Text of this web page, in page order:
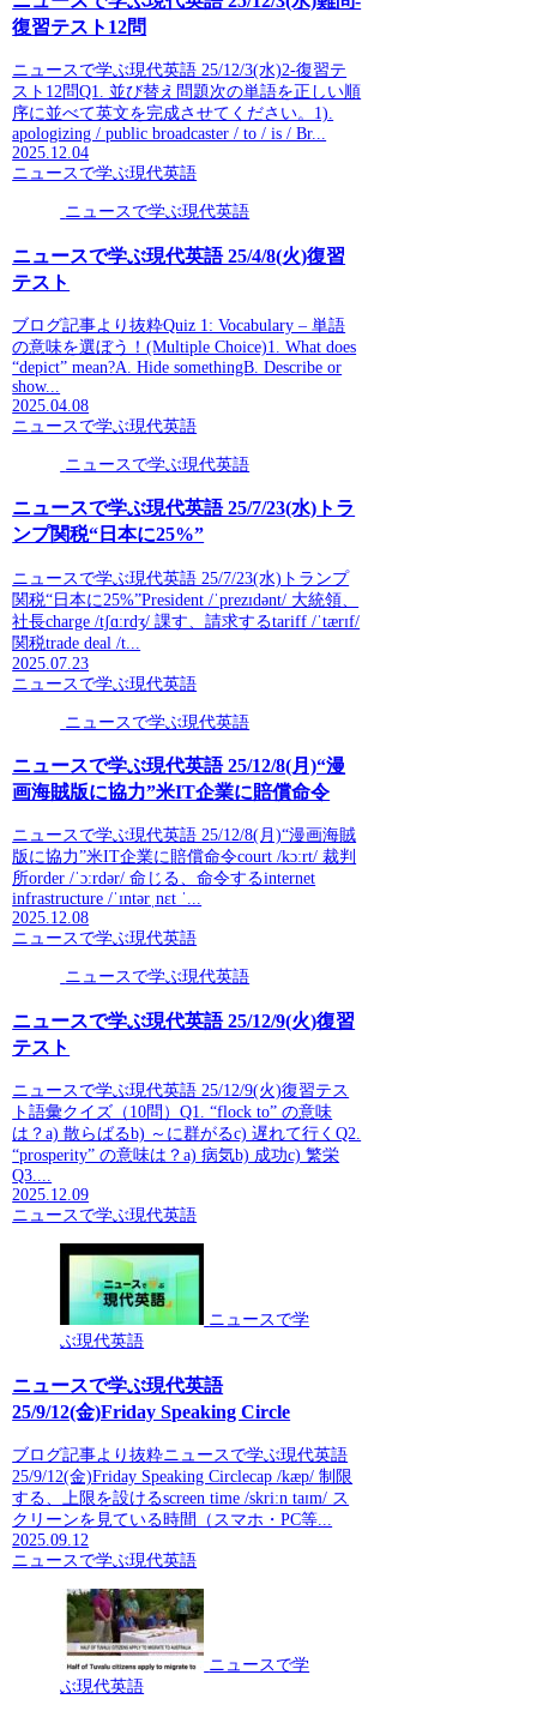
復習テスト12問
ニュースで学ぶ現代英語 25/12/3(水)2-復習テ
スト12問Q1. 並び替え問題次の単語を正しい順
序に並べて英文を完成させてください。1).
apologizing / public broadcaster / to / is / Br...
2025.12.04
ニュースで学ぶ現代英語
ニュースで学ぶ現代英語
ニュースで学ぶ現代英語 25/4/8(火)復習
テスト
ブログ記事より抜粋Quiz 1: Vocabulary – 単語
の意味を選ぼう！(Multiple Choice)1. What does
“depict” mean?A. Hide somethingB. Describe or
show...
2025.04.08
ニュースで学ぶ現代英語
ニュースで学ぶ現代英語
ニュースで学ぶ現代英語 25/7/23(水)トラ
ンプ関税“日本に25%”
ニュースで学ぶ現代英語 25/7/23(水)トランプ
関税“日本に25%”President /ˈprezɪdənt/ 大統領、
社長charge /tʃɑːrdʒ/ 課す、請求するtariff /ˈtærɪf/
関税trade deal /t...
2025.07.23
ニュースで学ぶ現代英語
ニュースで学ぶ現代英語
ニュースで学ぶ現代英語 25/12/8(月)“漫
画海賊版に協力”米IT企業に賠償命令
ニュースで学ぶ現代英語 25/12/8(月)“漫画海賊
版に協力”米IT企業に賠償命令court /kɔːrt/ 裁判
所order /ˈɔːrdər/ 命じる、命令するinternet
infrastructure /ˈɪntərˌnɛt ˈ...
2025.12.08
ニュースで学ぶ現代英語
ニュースで学ぶ現代英語
ニュースで学ぶ現代英語 25/12/9(火)復習
テスト
ニュースで学ぶ現代英語 25/12/9(火)復習テス
ト語彙クイズ（10問）Q1. “flock to” の意味
は？a) 散らばるb) ～に群がるc) 遅れて行くQ2.
“prosperity” の意味は？a) 病気b) 成功c) 繁栄
Q3....
2025.12.09
ニュースで学ぶ現代英語
ニュースで学
ぶ現代英語
ニュースで学ぶ現代英語
25/9/12(金)Friday Speaking Circle
ブログ記事より抜粋ニュースで学ぶ現代英語
25/9/12(金)Friday Speaking Circlecap /kæp/ 制限
する、上限を設けるscreen time /skriːn taɪm/ ス
クリーンを見ている時間（スマホ・PC等...
2025.09.12
ニュースで学ぶ現代英語
ニュースで学
ぶ現代英語